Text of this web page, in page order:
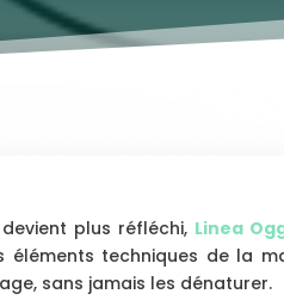
plus réfléchi, Linea
techniques de la
sans jamais les dénaturer.